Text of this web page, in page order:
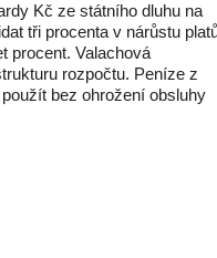
Kč ze státního dluhu na
tři procenta v nárůstu
procent. Valachová
rozpočtu. Peníze z
bez ohrožení obsluhy